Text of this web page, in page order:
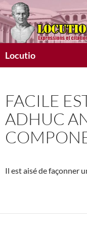
Aller
au
contenu
Locutio
FACILE
ADHUC
Il est aisé de façonner